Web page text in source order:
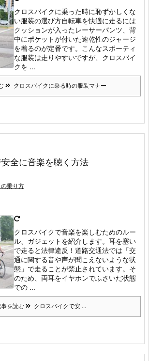
クロスバイクに乗った時に恥ずかしくな
い服装の選び方自転車を快適に走るには
クッションが入ったレーサーパンツ、背
中にポケットが付いた速乾性のジャージ
を着るのが定番です。
こんなスポーティ
な服装は走りやすいですが、クロスバイ
クを ...
クロスバイクに乗る時の服装マナー
全に音楽を聴く方法
乗り方
クロスバイクで音楽を楽しむためのルー
ル、ガジェットを紹介します。耳を塞い
で走ると法律違反！ 道路交通法では「交
通に関する音や声が聞こえないような状
態」で走ることが禁止されています。 そ
のため、両耳をイヤホンでふさいだ状態
での ...
を読む クロスバイクで安 ...